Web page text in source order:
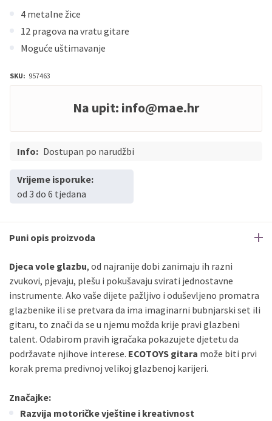
4 metalne žice
12 pragova na vratu gitare
Moguće uštimavanje
SKU: 957463
Na upit: info@mae.hr
Info: Dostupan po narudžbi
Vrijeme isporuke:
od 3 do 6 tjedana
Puni opis proizvoda
Djeca vole glazbu, od najranije dobi zanimaju ih razni
zvukovi, pjevaju, plešu i pokušavaju svirati jednostavne
instrumente. Ako vaše dijete pažljivo i oduševljeno promatra
glazbenike ili se pretvara da ima imaginarni bubnjarski set ili
gitaru, to znači da se u njemu možda krije pravi glazbeni
talent. Odabirom pravih igračaka pokazujete djetetu da
podržavate njihove interese. ECOTOYS gitara može biti prvi
korak prema predivnoj velikoj glazbenoj karijeri.
Značajke:
Razvija motoričke vještine i kreativnost